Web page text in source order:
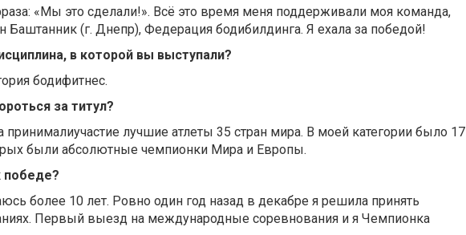
«Мы это сделали!». Всё это время меня поддерживали моя команда,
Баштанник (г. Днепр), Федерация бодибилдинга. Я ехала за победой!
в которой вы выступали?
бодифитнес.
за титул?
лучшие атлеты 35 стран мира. В моей категории было 17
были абсолютные чемпионки Мира и Европы.
победе?
более 10 лет. Ровно один год назад в декабре я решила принять
Первый выезд на международные соревнования и я Чемпионка